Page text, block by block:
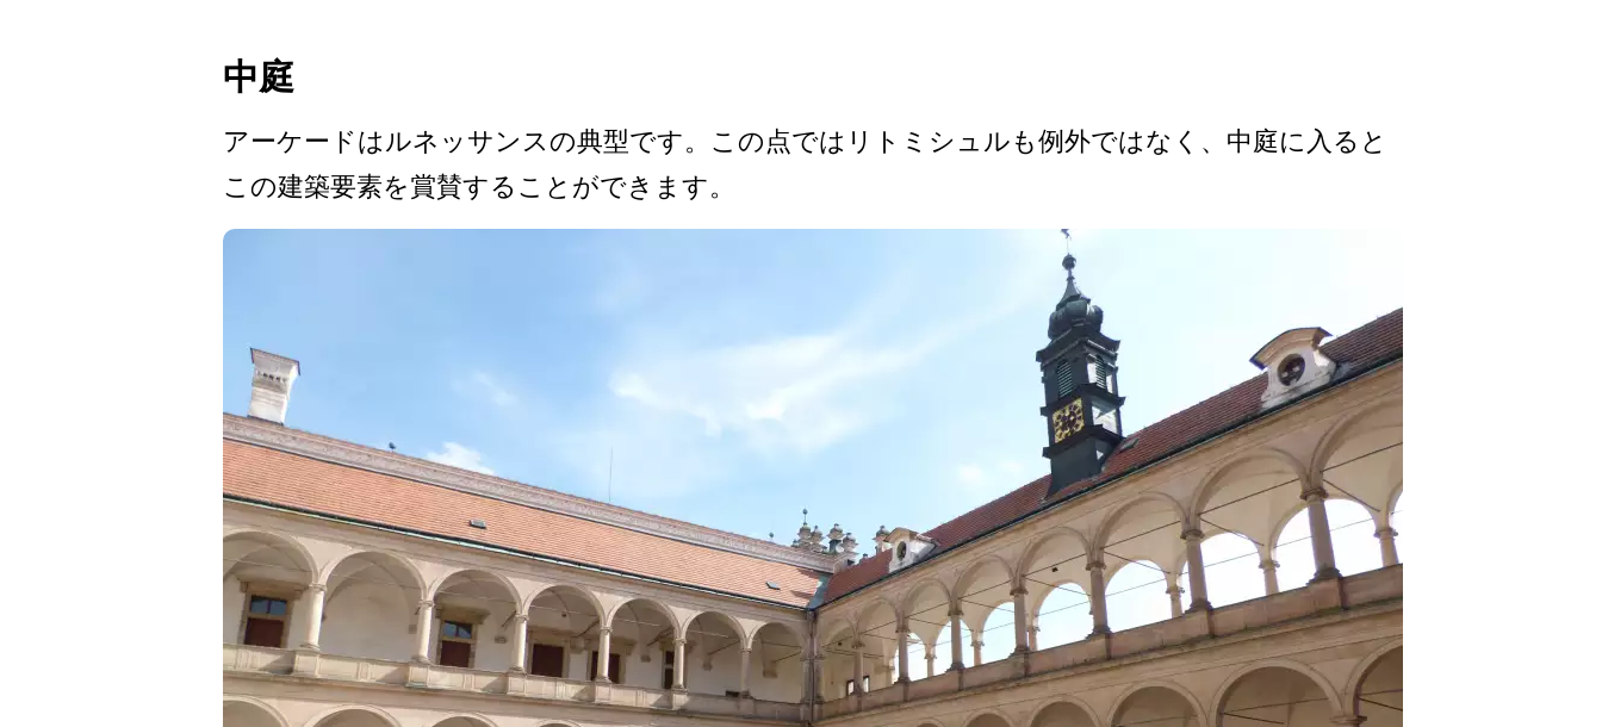
中庭
アーケードはルネッサンスの­典型です。この点ではリトミシュルも例外ではなく、­中庭に入ると
この建築要素を賞賛することができます。